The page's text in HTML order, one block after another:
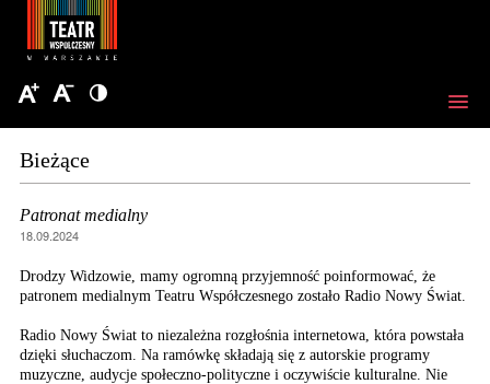
Bieżące
Patronat medialny
18.09.2024
Drodzy Widzowie, mamy ogromną przyjemność poinformować, że
patronem medialnym Teatru Współczesnego zostało Radio Nowy Świat.
Radio Nowy Świat to niezależna rozgłośnia internetowa, która powstała
dzięki słuchaczom. Na ramówkę składają się z autorskie programy
muzyczne, audycje społeczno-polityczne i oczywiście kulturalne. Nie